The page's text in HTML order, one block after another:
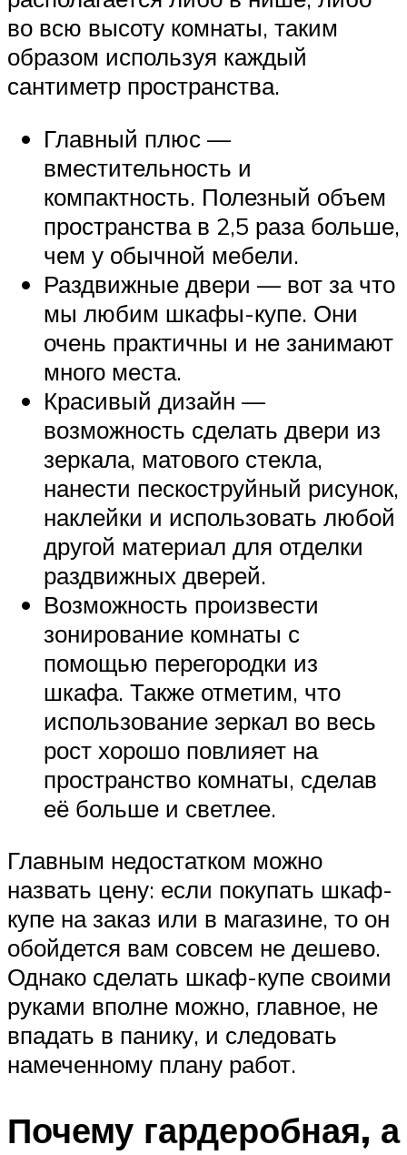
во всю высоту комнаты, таким
образом используя каждый
сантиметр пространства.
Главный плюс —
вместительность и
компактность. Полезный объем
пространства в 2,5 раза больше,
чем у обычной мебели.
Раздвижные двери — вот за что
мы любим шкафы-купе. Они
очень практичны и не занимают
много места.
Красивый дизайн —
возможность сделать двери из
зеркала, матового стекла,
нанести пескоструйный рисунок,
наклейки и использовать любой
другой материал для отделки
раздвижных дверей.
Возможность произвести
зонирование комнаты с
помощью перегородки из
шкафа. Также отметим, что
использование зеркал во весь
рост хорошо повлияет на
пространство комнаты, сделав
её больше и светлее.
Главным недостатком можно
назвать цену: если покупать шкаф-
купе на заказ или в магазине, то он
обойдется вам совсем не дешево.
Однако сделать шкаф-купе своими
руками вполне можно, главное, не
впадать в панику, и следовать
намеченному плану работ.
Почему гардеробная, а